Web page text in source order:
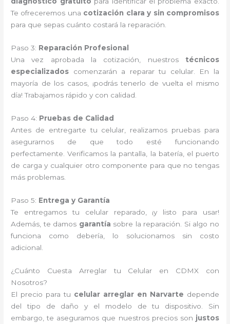
Te ofreceremos una cotización clara y sin compromisos
para que sepas cuánto costará la reparación.
Paso 3: Reparación Profesional
Una vez aprobada la cotización, nuestros técnicos
especializados comenzarán a reparar tu celular. En la
mayoría de los casos, ¡podrás tenerlo de vuelta el mismo
día! Trabajamos rápido y con calidad.
Paso 4: Pruebas de Calidad
Antes de entregarte tu celular, realizamos pruebas para
asegurarnos de que todo esté funcionando
perfectamente. Verificamos la pantalla, la batería, el puerto
de carga y cualquier otro componente para que no tengas
más problemas.
Paso 5: Entrega y Garantía
Te entregamos tu celular reparado, ¡y listo para usar!
Además, te damos garantía sobre la reparación. Si algo no
funciona como debería, lo solucionamos sin costo
adicional.
¿Cuánto Cuesta Arreglar tu Celular en CDMX con
Nosotros?
El precio para tu celular arreglar en Narvarte depende
del tipo de daño y el modelo de tu dispositivo. Sin
embargo, te aseguramos que nuestros precios son justos